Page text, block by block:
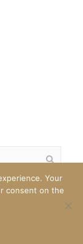
Your
consent on the